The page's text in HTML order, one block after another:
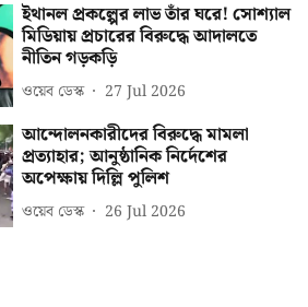
ইথানল প্রকল্পের লাভ তাঁর ঘরে! সোশ্যাল
মিডিয়ায় প্রচারের বিরুদ্ধে আদালতে
নীতিন গড়কড়ি
ওয়েব ডেস্ক 27 Jul 2026
আন্দোলনকারীদের বিরুদ্ধে মামলা
প্রত্যাহার; আনুষ্ঠানিক নির্দেশের
অপেক্ষায় দিল্লি পুলিশ
ওয়েব ডেস্ক 26 Jul 2026